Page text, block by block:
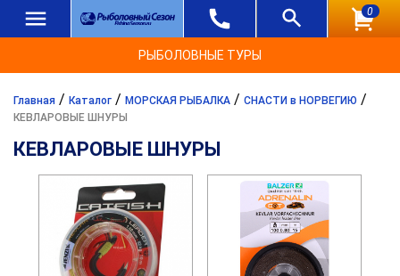
0
РЫБОЛОВНЫЕ ТУРЫ
Главная / Каталог / МОРСКАЯ РЫБАЛКА / СНАСТИ в НОРВЕГИЮ /
КЕВЛАРОВЫЕ ШНУРЫ
КЕВЛАРОВЫЕ ШНУРЫ